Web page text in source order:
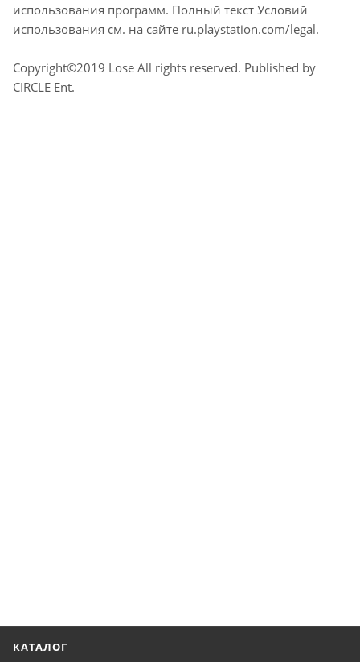
использования программ. Полный текст Условий
использования см. на сайте ru.playstation.com/legal.
Copyright©2019 Lose All rights reserved. Published by
CIRCLE Ent.
КАТАЛОГ